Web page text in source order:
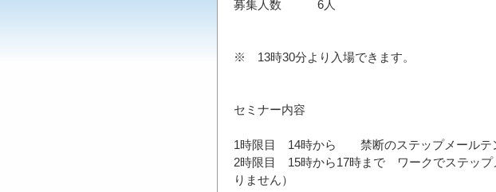
募集人数 6人
※ 13時30分より入場できます。
セミナー内容
1時限目 14時から 禁断のステップメールテ
2時限目 15時から17時まで ワークでステップ
りません）